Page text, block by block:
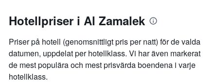
Hotellpriser i Al Zamalek
Priser på hotell (genomsnittligt pris per natt) för de valda
datumen, uppdelat per hotellklass. Vi har även markerat
de mest populära och mest prisvärda boendena i varje
hotellklass.